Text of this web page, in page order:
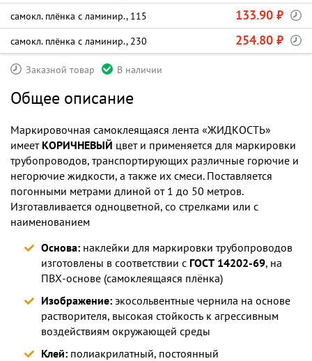
самокл. плёнка с ламинир., 115 133.90 ₽
самокл. плёнка с ламинир., 230 254.80 ₽
Заказной товар В наличии
Общее описание
Маркировочная самоклеящаяся лента «ЖИДКОСТЬ»
имеет КОРИЧНЕВЫЙ цвет и применяется для маркировки
трубопроводов, транспортирующих различные горючие и
негорючие жидкости, а также их смеси. Поставляется
погонными метрами длиной от 1 до 50 метров.
Изготавливается одноцветной, со стрелками или с
наименованием
Основа: наклейки для маркировки трубопроводов
изготовлены в соответствии с ГОСТ 14202-69, на
ПВХ-основе (самоклеящаяся плёнка)
Изображение: экосольвентные чернила на основе
растворителя, высокая стойкость к агрессивным
воздействиям окружающей среды
Клей: полиакрилатный, постоянный